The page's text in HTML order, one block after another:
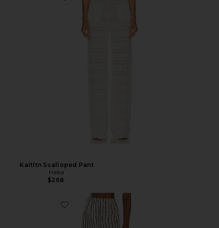
Kaitltn Scalloped Pant
Helsa
$268